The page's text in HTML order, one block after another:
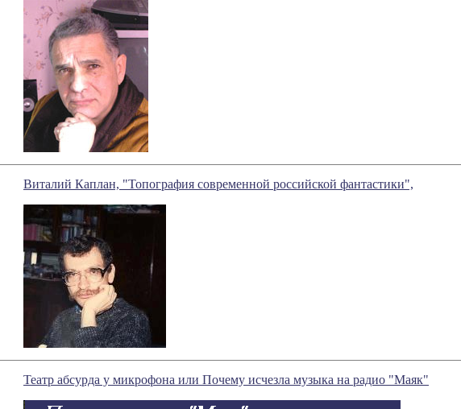
Виталий Каплан, "Топография современной российской фантастики",
Театр абсурда у микрофона или Почему исчезла музыка на радио "Маяк"